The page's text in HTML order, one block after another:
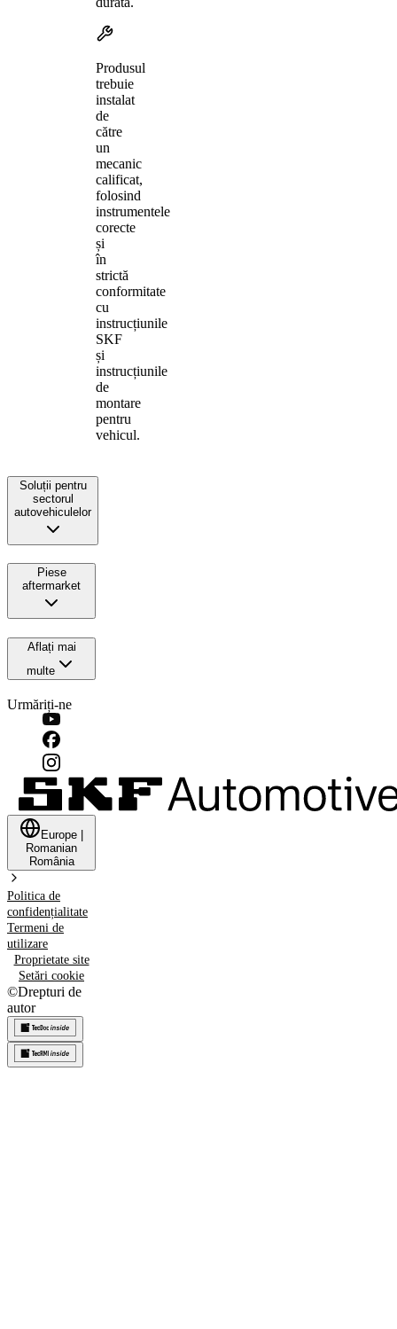
Produsul
trebuie
instalat
de
către
un
mecanic
calificat,
folosind
instrumentele
corecte
și
în
strictă
conformitate
cu
instrucțiunile
SKF
și
instrucțiunile
de
montare
pentru
vehicul.
Soluții pentru
sectorul
autovehiculelor
Piese
aftermarket
Aflați mai
multe
Urmăriți-ne
Europe
Romanian
România
Politica de
confidențialitate
Termeni de
utilizare
Proprietate site
Setări cookie
©Drepturi de
autor